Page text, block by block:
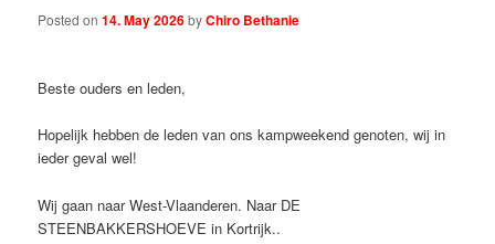
Posted on14. May 2026byChiro Bethanie
Beste ouders en leden,
Hopelijk hebben de leden van ons kampweekend genoten, wij in
ieder geval wel!
Wij gaan naar West-Vlaanderen. Naar DE
STEENBAKKERSHOEVE in Kortrijk..